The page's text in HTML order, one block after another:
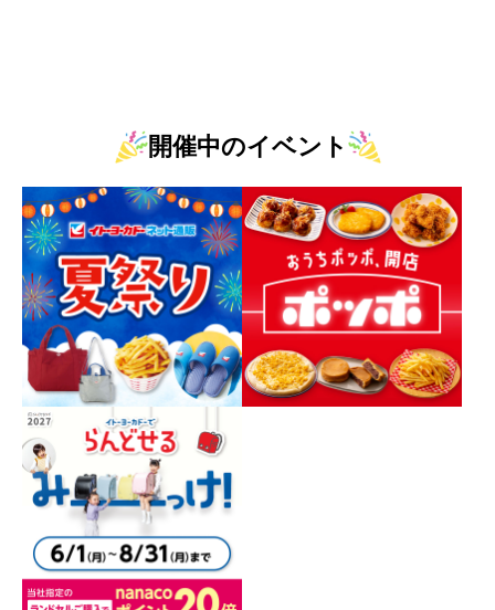
開催中のイベント